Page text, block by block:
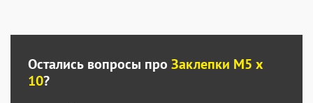
Остались вопросы про Заклепки М5 х
10?